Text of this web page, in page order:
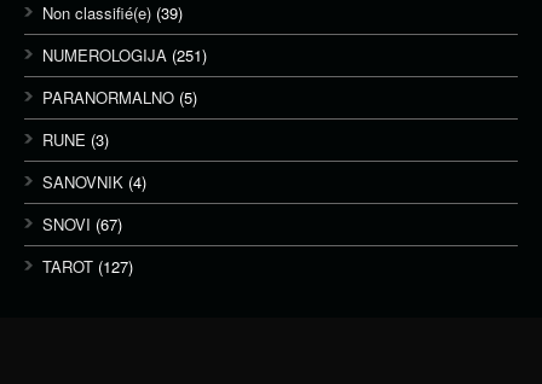
Non classifié(e) (39)
NUMEROLOGIJA (251)
PARANORMALNO (5)
RUNE (3)
SANOVNIK (4)
SNOVI (67)
TAROT (127)